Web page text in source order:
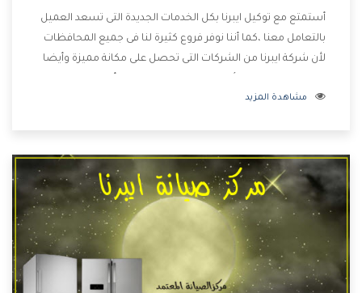
أستمتع مع توكيل ايبرنا بكل الخدمات الجديدة التى تسعد العميل
بالتعامل معنا ،كما أننا نوفر فروع كثيرة لنا فى جميع المحافظات
لأن شركة ايبرنا من الشركات التى تحصل على مكانة مميزة وأيضا
بالخدمات التى تكون بعد البيع معنا هتحصل على كل ما هو أفضل
مشاهدة المزيد